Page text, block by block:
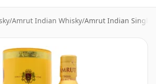
/Amrut Indian Whisky/Amrut Indian Single